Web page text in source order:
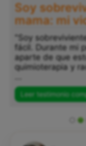
Soy
mama: mi
"Soy
fácil. Durante mi
aparte de que
quimioterapia y
Leer testimonio